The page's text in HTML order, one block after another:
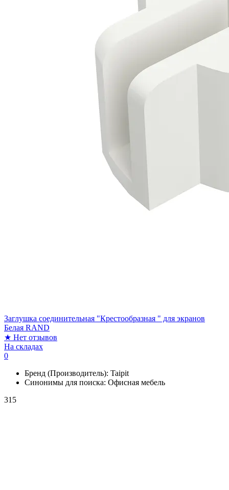
Заглушка соединительная "Крестообразная " для экранов
Белая RAND
★ Нет отзывов
На складах
0
Бренд (Производитель): Taipit
Синонимы для поиска: Офисная мебель
315